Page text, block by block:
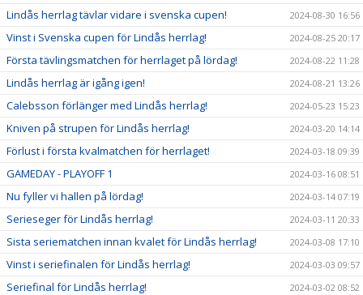
Lindås herrlag tävlar vidare i svenska cupen! 2024-08-30 16:56
Vinst i Svenska cupen för Lindås herrlag! 2024-08-25 20:17
Första tävlingsmatchen för herrlaget på lördag! 2024-08-22 11:28
Lindås herrlag är igång igen! 2024-08-21 13:26
Calebsson förlänger med Lindås herrlag! 2024-05-23 15:23
Kniven på strupen för Lindås herrlag! 2024-03-20 14:14
Förlust i första kvalmatchen för herrlaget! 2024-03-18 09:39
GAMEDAY - PLAYOFF 1 2024-03-16 08:51
Nu fyller vi hallen på lördag! 2024-03-14 07:19
Serieseger för Lindås herrlag! 2024-03-11 20:33
Sista seriematchen innan kvalet för Lindås herrlag! 2024-03-08 17:10
Vinst i seriefinalen för Lindås herrlag! 2024-03-03 09:57
Seriefinal för Lindås herrlag! 2024-03-02 08:52